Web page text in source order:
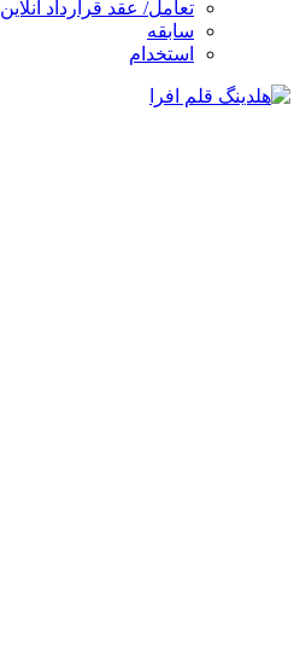
تعامل/ عقد قرارداد آنلاین
سابقه
استخدام